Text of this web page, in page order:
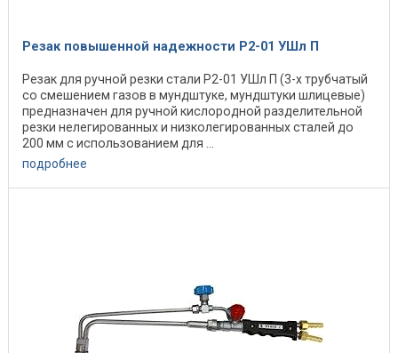
Резак повышенной надежности Р2-01 УШл П
Резак для ручной резки стали Р2-01 УШл П (3-х трубчатый
со смешением газов в мундштуке, мундштуки шлицевые)
предназначен для ручной кислородной разделительной
резки нелегированных и низколегированных сталей до
200 мм с использованием для ...
подробнее